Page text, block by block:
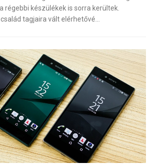
régebbi készülékek is sorra kerültek.
tagjaira vált elérhetővé…